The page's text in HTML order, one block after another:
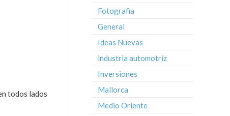
todos lados
Fotografia
General
Ideas Nuevas
industria automotriz
Inversiones
Mallorca
Medio Oriente